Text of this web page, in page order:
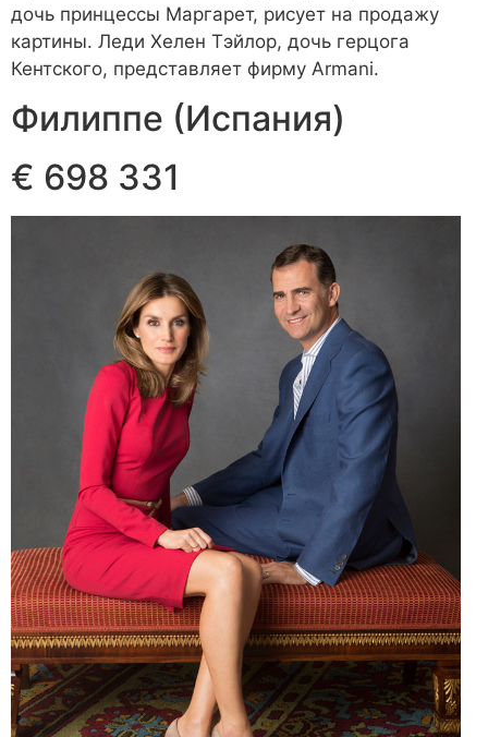
дочь принцессы Маргарет, рисует на продажу
картины. Леди Хелен Тэйлор, дочь герцога
Кентского, представляет фирму Armani.
Филиппе (Испания)
€ 698 331